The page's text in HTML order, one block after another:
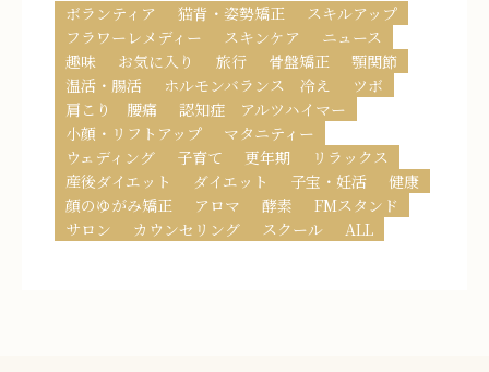
ボランティア 猫背・姿勢矯正
スキルアップ
フラワーレメディー
スキンケア
ニュース
趣味
お気に入り 旅行 骨盤矯正
顎関節
温活・腸活
ホルモンバランス 冷え
ツボ
肩こり 腰痛
認知症 アルツハイマー
小顔・リフトアップ
マタニティー
ウェディング
子育て 更年期
リラックス
産後ダイエット
ダイエット 子宝・妊活
健康
顔のゆがみ矯正
アロマ 酵素
FMスタンド
サロン
カウンセリング スクール ALL